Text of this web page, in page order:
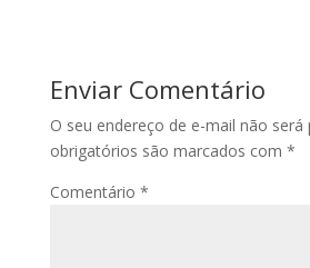
Enviar Comentário
O seu endereço de e-mail não será
obrigatórios são marcados com *
Comentário *